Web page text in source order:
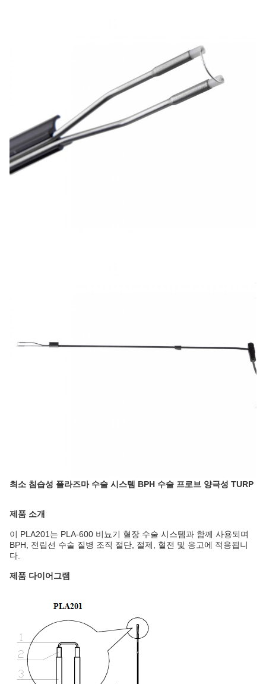
최소 침습성 플라즈마 수술 시스템 BPH 수술 프로브 양극성 TURP
제품 소개
이 PLA201는 PLA-600 비뇨기 혈장 수술 시스템과 함께 사용되며
BPH, 전립선 수술 질병 조직 절단, 절제, 혈전 및 응고에 적용됩니
다.
제품 다이어그램